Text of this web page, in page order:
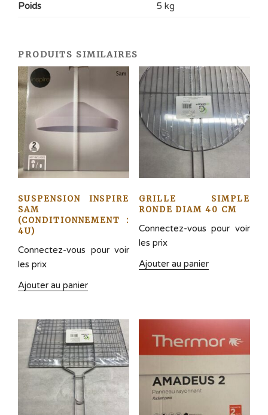
Poids 5 kg
PRODUITS SIMILAIRES
SUSPENSION INSPIRE
SAM
(CONDITIONNEMENT :
4U)
Connectez-vous pour voir
les prix
Ajouter au panier
GRILLE SIMPLE
RONDE DIAM 40 CM
Connectez-vous pour voir
les prix
Ajouter au panier